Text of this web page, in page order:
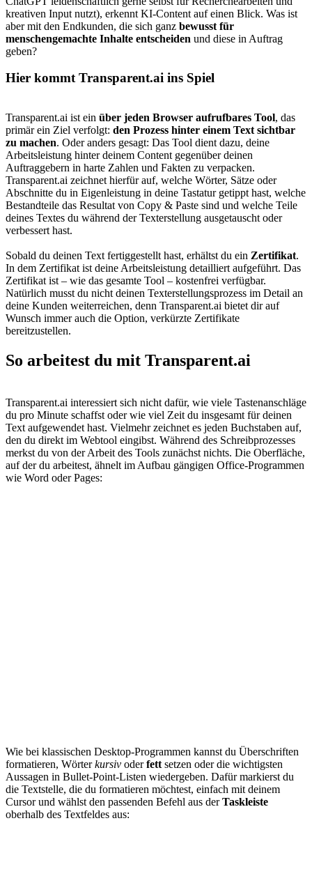
kreativen Input nutzt), erkennt KI-Content auf einen Blick. Was ist
aber mit den Endkunden, die sich ganz bewusst für
menschengemachte Inhalte entscheiden und diese in Auftrag
geben?
Hier kommt Transparent.ai ins Spiel
Transparent.ai ist ein über jeden Browser aufrufbares Tool, das
primär ein Ziel verfolgt: den Prozess hinter einem Text sichtbar
zu machen. Oder anders gesagt: Das Tool dient dazu, deine
Arbeitsleistung hinter deinem Content gegenüber deinen
Auftraggebern in harte Zahlen und Fakten zu verpacken.
Transparent.ai zeichnet hierfür auf, welche Wörter, Sätze oder
Abschnitte du in Eigenleistung in deine Tastatur getippt hast, welche
Bestandteile das Resultat von Copy & Paste sind und welche Teile
deines Textes du während der Texterstellung ausgetauscht oder
verbessert hast.
Sobald du deinen Text fertiggestellt hast, erhältst du ein Zertifikat.
In dem Zertifikat ist deine Arbeitsleistung detailliert aufgeführt. Das
Zertifikat ist – wie das gesamte Tool – kostenfrei verfügbar.
Natürlich musst du nicht deinen Texterstellungsprozess im Detail an
deine Kunden weiterreichen, denn Transparent.ai bietet dir auf
Wunsch immer auch die Option, verkürzte Zertifikate
bereitzustellen.
So arbeitest du mit Transparent.ai
Transparent.ai interessiert sich nicht dafür, wie viele Tastenanschläge
du pro Minute schaffst oder wie viel Zeit du insgesamt für deinen
Text aufgewendet hast. Vielmehr zeichnet es jeden Buchstaben auf,
den du direkt im Webtool eingibst. Während des Schreibprozesses
merkst du von der Arbeit des Tools zunächst nichts. Die Oberfläche,
auf der du arbeitest, ähnelt im Aufbau gängigen Office-Programmen
wie Word oder Pages:
Wie bei klassischen Desktop-Programmen kannst du Überschriften
formatieren, Wörterkursiv oderfett setzen oder die wichtigsten
Aussagen in Bullet-Point-Listen wiedergeben. Dafür markierst du
die Textstelle, die du formatieren möchtest, einfach mit deinem
Cursor und wählst den passenden Befehl aus derTaskleiste
oberhalb des Textfeldes aus: